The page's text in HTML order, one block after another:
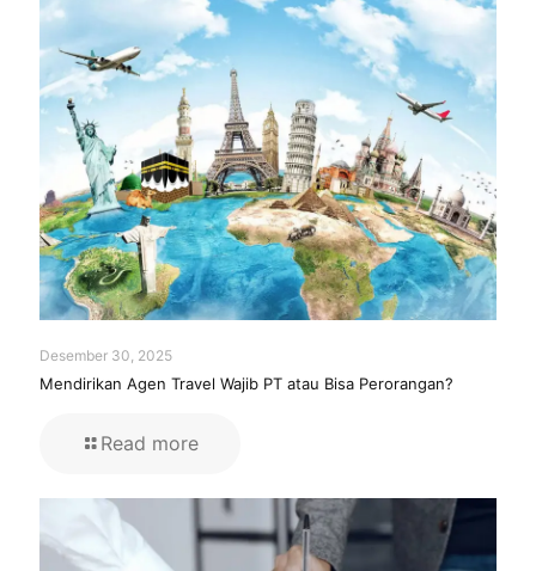
Desember 30, 2025
Mendirikan Agen Travel Wajib PT atau Bisa Perorangan?
Read more